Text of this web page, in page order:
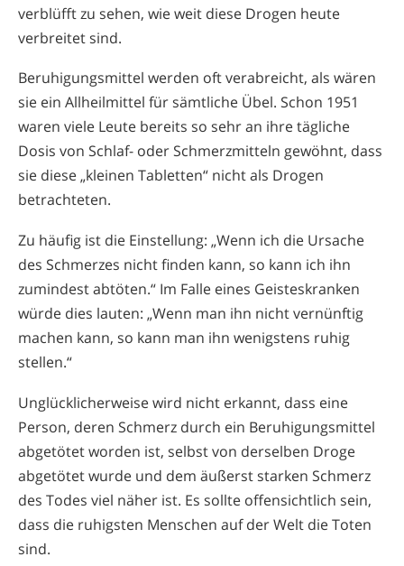
verblüfft zu sehen, wie weit diese Drogen heute
verbreitet sind.
Beruhigungsmittel werden oft verabreicht, als wären
sie ein Allheilmittel für sämtliche Übel. Schon 1951
waren viele Leute bereits so sehr an ihre tägliche
Dosis von Schlaf- oder Schmerzmitteln gewöhnt, dass
sie diese „kleinen Tabletten“ nicht als Drogen
betrachteten.
Zu häufig ist die Einstellung: „Wenn ich die Ursache
des Schmerzes nicht finden kann, so kann ich ihn
zumindest abtöten.“ Im Falle eines Geisteskranken
würde dies lauten: „Wenn man ihn nicht vernünftig
machen kann, so kann man ihn wenigstens ruhig
stellen.“
Unglücklicherweise wird nicht erkannt, dass eine
Person, deren Schmerz durch ein Beruhigungsmittel
abgetötet worden ist, selbst von derselben Droge
abgetötet wurde und dem äußerst starken Schmerz
des Todes viel näher ist. Es sollte offensichtlich sein,
dass die ruhigsten Menschen auf der Welt die Toten
sind.